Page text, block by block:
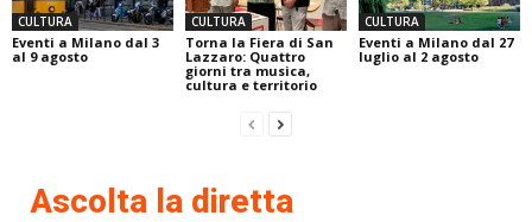
CULTURA
Eventi a Milano dal 3
al 9 agosto
CULTURA
Torna la Fiera di San
Lazzaro: Quattro
giorni tra musica,
cultura e territorio
CULTURA
Eventi a Milano dal 27
luglio al 2 agosto
Ascolta la diretta